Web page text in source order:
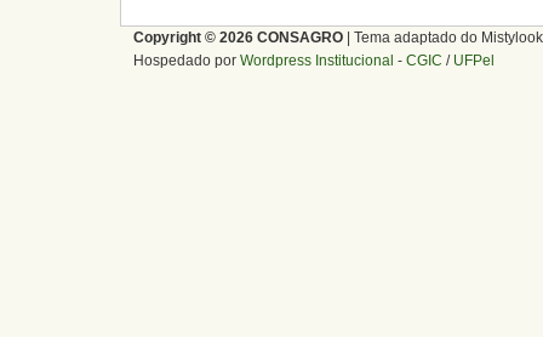
Copyright © 2026 CONSAGRO | Tema adaptado do
Hospedado por Wordpress Institucional - CGIC / UFPel